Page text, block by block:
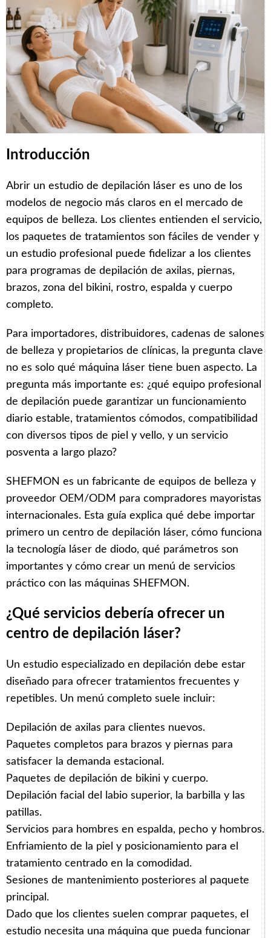
Introducción
Abrir un estudio de depilación láser es uno de los
modelos de negocio más claros en el mercado de
equipos de belleza. Los clientes entienden el servicio,
los paquetes de tratamientos son fáciles de vender y
un estudio profesional puede fidelizar a los clientes
para programas de depilación de axilas, piernas,
brazos, zona del bikini, rostro, espalda y cuerpo
completo.
Para importadores, distribuidores, cadenas de salones
de belleza y propietarios de clínicas, la pregunta clave
no es solo qué máquina láser tiene buen aspecto. La
pregunta más importante es: ¿qué equipo profesional
de depilación puede garantizar un funcionamiento
diario estable, tratamientos cómodos, compatibilidad
con diversos tipos de piel y vello, y un servicio
posventa a largo plazo?
SHEFMON es un fabricante de equipos de belleza y
proveedor OEM/ODM para compradores mayoristas
internacionales. Esta guía explica qué debe importar
primero un centro de depilación láser, cómo funciona
la tecnología láser de diodo, qué parámetros son
importantes y cómo crear un menú de servicios
práctico con las máquinas SHEFMON.
¿Qué servicios debería ofrecer un
centro de depilación láser?
Un estudio especializado en depilación debe estar
diseñado para ofrecer tratamientos frecuentes y
repetibles. Un menú completo suele incluir:
Depilación de axilas para clientes nuevos.
Paquetes completos para brazos y piernas para
satisfacer la demanda estacional.
Paquetes de depilación de bikini y cuerpo.
Depilación facial del labio superior, la barbilla y las
patillas.
Servicios para hombres en espalda, pecho y hombros.
Enfriamiento de la piel y posicionamiento para el
tratamiento centrado en la comodidad.
Sesiones de mantenimiento posteriores al paquete
principal.
Dado que los clientes suelen comprar paquetes, el
estudio necesita una máquina que pueda funcionar